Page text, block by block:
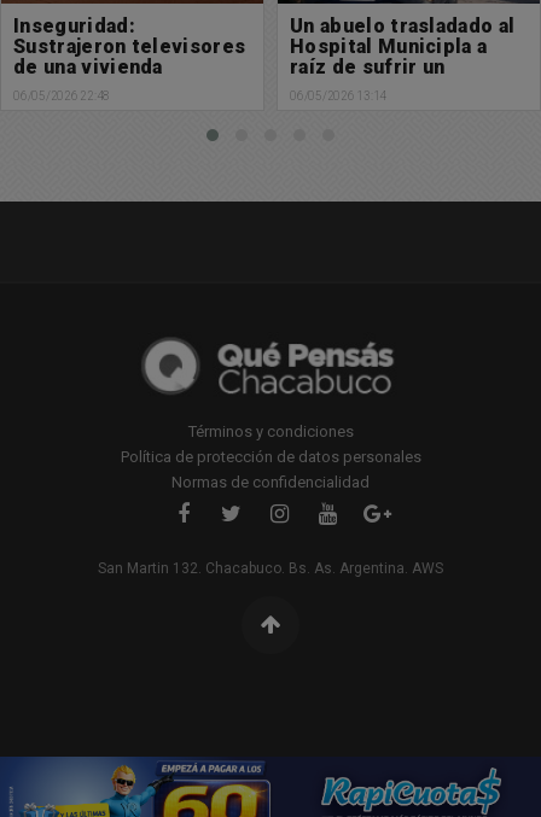
Un abuelo trasladado al
Hospital Municipla a
raíz de sufrir un
accidente
06/05/2026 13:14
La ruta de la muerte se
cobró otra vida
05/05/2026 23:27
Términos y condiciones
Política de protección de datos personales
Normas de confidencialidad
San Martin 132. Chacabuco. Bs. As. Argentina. AWS